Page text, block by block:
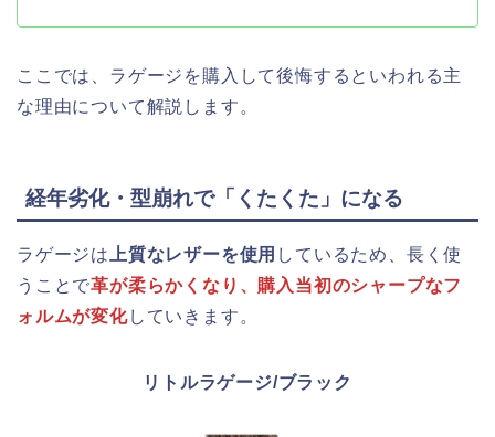
ここでは、ラゲージを購入して後悔するといわれる主
な理由について解説します。
経年劣化・型崩れで「くたくた」になる
ラゲージは 上質なレザーを使用 しているため、長く使
うことで革が柔らかくなり、購入当初のシャープなフ
ォルムが変化していきます。
リトルラゲージ/ブラック